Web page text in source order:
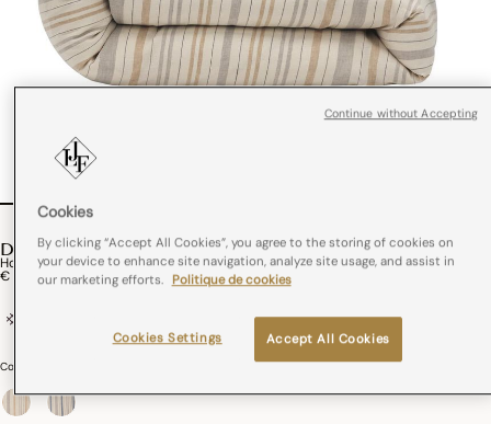
DUNE
Housse De Couette Dune Coton,Lin
€ 150,00
Couleurs :
Cookies
By clicking “Accept All Cookies”, you agree to the storing of cookies on
your device to enhance site navigation, analyze site usage, and assist in
our marketing efforts. Politique de cookies
Accept All Cookies
Cookies Settings
Continue without Accepting